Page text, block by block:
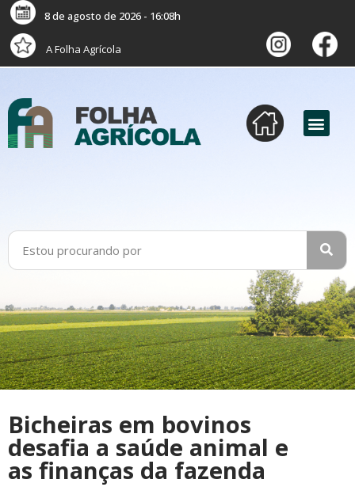
8 de agosto de 2026 - 16:08h
A Folha Agrícola
Bicheiras em bovinos
desafia a saúde animal e
as finanças da fazenda